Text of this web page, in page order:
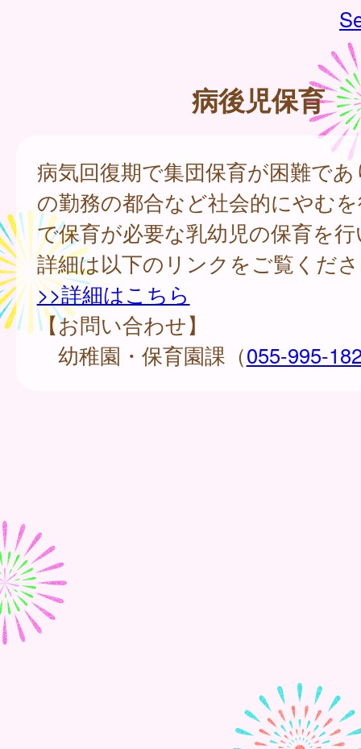
病後児保育
病気回復期で集団保育が困難で
の勤務の都合など社会的にやむ
で保育が必要な乳幼児の保育を
詳細は以下のリンクをご覧くだ
>>詳細はこちら
【お問い合わせ】
幼稚園・保育園課（055-995-